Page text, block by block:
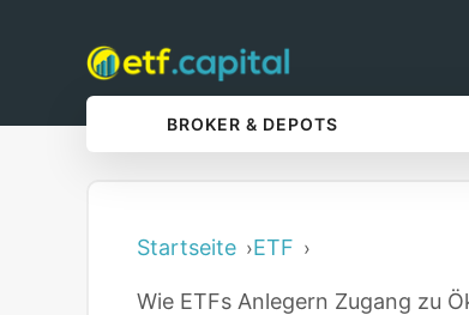
BROKER & DEPOTS
Startseite ETF
Wie ETFs Anlegern Zugang zu